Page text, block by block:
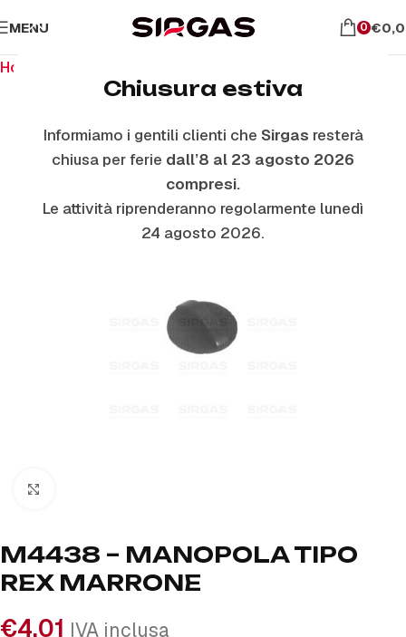
Chiusura estiva
Informiamo i gentili clienti che Sirgas resterà
chiusa per ferie dall’8 al 23 agosto 2026
compresi.
Le attività riprenderanno regolarmente lunedì
24 agosto 2026.
MENU 0 €
Home
M4438 – MANOPOLA TIPO
REX MARRONE
€4,01 IVA inclusa